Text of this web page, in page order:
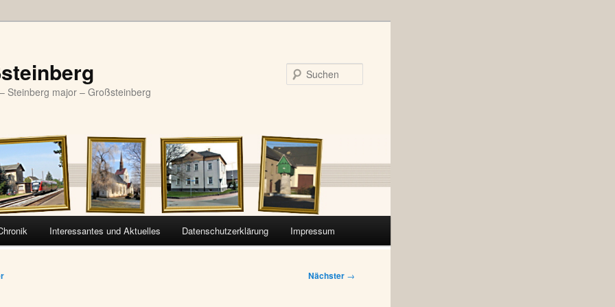
Steinberg major – Großsteinberg
Interessantes und Aktuelles Datenschutzerklärung Impressum
Nächster →